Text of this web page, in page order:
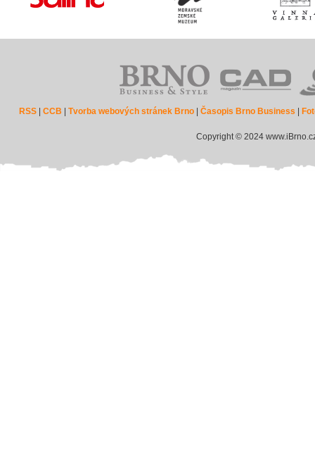
RSS |CCB |Tvorba webových stránek Brno |Časopis Brno Business
Copyright © 2024